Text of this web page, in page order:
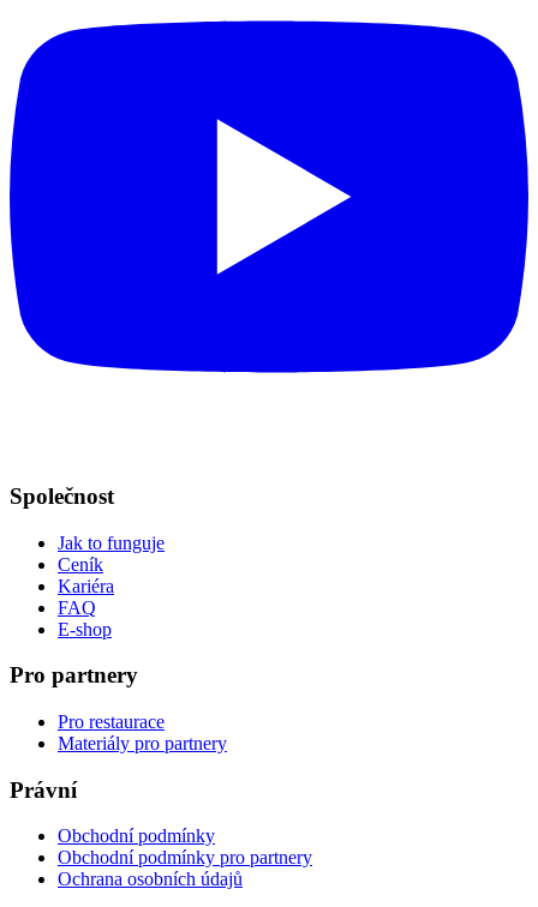
Společnost
Jak to funguje
Ceník
Kariéra
FAQ
E-shop
Pro partnery
Pro restaurace
Materiály pro partnery
Právní
Obchodní podmínky
Obchodní podmínky pro partnery
Ochrana osobních údajů